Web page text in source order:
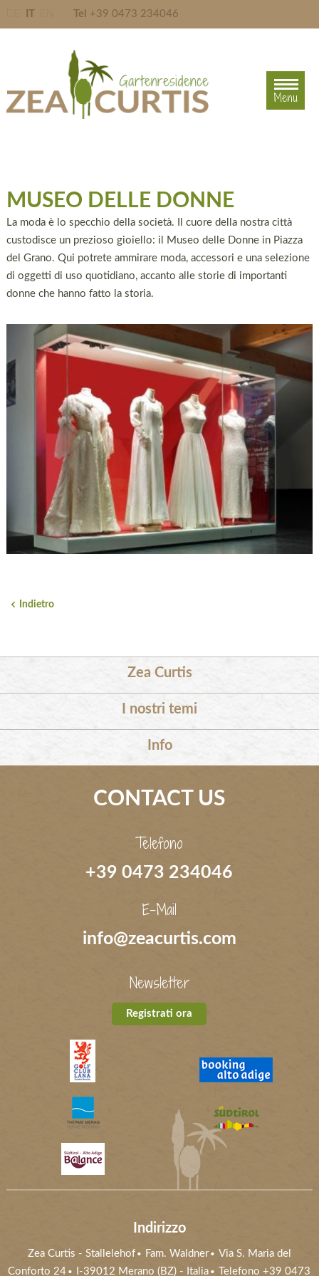
Tel +39 0473 234046
Menu
MUSEO DELLE DONNE
La moda è lo specchio della società. Il cuore della nostra città
custodisce un prezioso gioiello: il Museo delle Donne in Piazza
del Grano. Qui potrete ammirare moda, accessori e una selezione
di oggetti di uso quotidiano, accanto alle storie di importanti
donne che hanno fatto la storia.
Indietro
Zea Curtis
I nostri temi
Info
CONTACT US
Telefono
+39 0473 234046
E-Mail
info@zeacurtis.com
Newsletter
Registrati ora
Indirizzo
Zea Curtis - Stallelehof Fam. Waldner
Via S. Maria del
Conforto 24
I-39012 Merano (BZ) - Italia Telefono +39 0473
Menu